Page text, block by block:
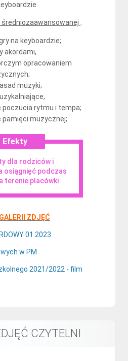
średniozaawansowanej :
na keyboardzie;
akordami,
opracowaniem
muzyki;
poczucia rytmu i tempa;
pamięci muzycznej;
Efekty
dla rodziców i
osiągnięć podczas
terenie placówki
ZDJĘĆ
01.2023
w PM
2021/2022 - film
CZYTELNI